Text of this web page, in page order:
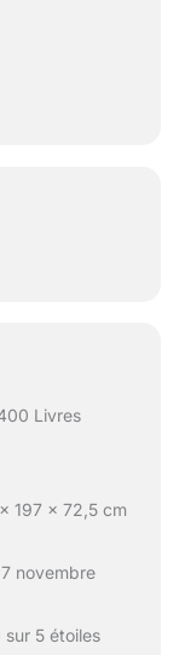
Livres
197 x 72,5 cm
novembre
5 étoiles